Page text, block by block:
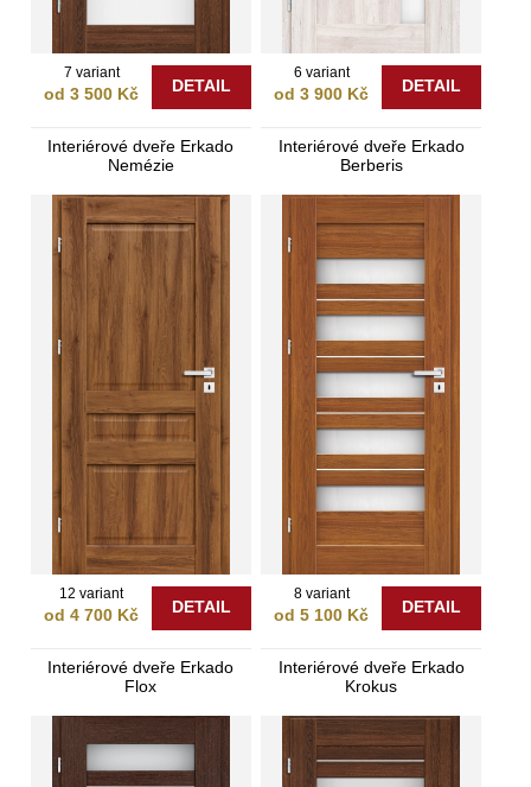
7 variant
od 3 500 Kč DETAIL
6 variant
od 3 900 Kč DETAIL
Interiérové dveře Erkado
Nemézie
12 variant
od 4 700 Kč DETAIL
Interiérové dveře Erkado
Berberis
8 variant
od 5 100 Kč DETAIL
Interiérové dveře Erkado
Flox
Interiérové dveře Erkado
Krokus